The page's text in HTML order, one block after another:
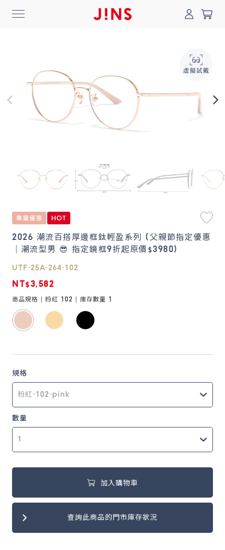
登入/註冊 門市一覽
最新消息
Collection
Online Shop
鏡片說明
Lens
常見問題
FAQ
0
2026 潮流百搭厚邊框鈦輕盈系列 (父親節指定優惠
｜潮流型男 😎 指定鏡框9折起原價$3980)
UTF-25A-264-102
NT$3,582
商品規格 | 粉紅 102 | 庫存數量 1
規格
數量
加入購物車
查詢此商品的門市庫存狀況